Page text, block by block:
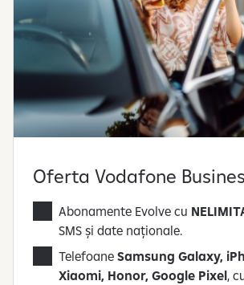
Oferta Vodafone
Abonamente Evolve cu
SMS și date naționale.
Telefoane Samsung Galaxy,
Xiaomi, Honor, Google Pixel,